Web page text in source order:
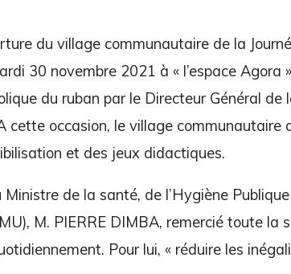
du village communautaire de la
30 novembre 2021 à « l’espace Agora
du ruban par le Directeur Général de
cette occasion, le village communautaire
et des jeux didactiques.
Ministre de la santé, de l’Hygiène
M. PIERRE DIMBA, remercié toute la
Pour lui, « réduire les